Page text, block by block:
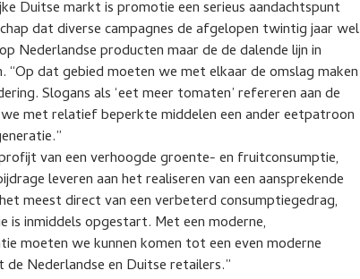
Duitse markt is promotie een serieus aandachtspunt
dat diverse campagnes de afgelopen twintig jaar wel
Nederlandse producten maar de de dalende lijn in
“Op dat gebied moeten we met elkaar de omslag maken
Slogans als ‘eet meer tomaten’ refereren aan de
met relatief beperkte middelen een ander eetpatroon
van een verhoogde groente- en fruitconsumptie,
leveren aan het realiseren van een aansprekende
meest direct van een verbeterd consumptiegedrag,
is inmiddels opgestart. Met een moderne,
moeten we kunnen komen tot een even moderne
Nederlandse en Duitse retailers.”